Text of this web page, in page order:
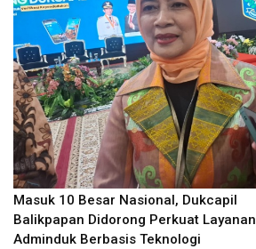
Masuk 10 Besar Nasional, Dukcapil
Balikpapan Didorong Perkuat Layanan
Adminduk Berbasis Teknologi